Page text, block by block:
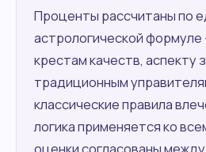
Проценты рассчитаны по
астрологической формуле
крестам качеств, аспекту
традиционным
классические правила
логика применяется ко